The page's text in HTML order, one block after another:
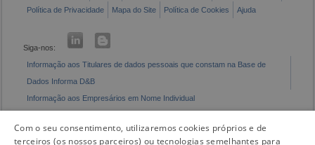
Política de Privacidade
Mapa do Site Política de Cookies Ajuda
Siga-nos:
Informação aos Titulares de dados pessoais que constam na Base de
Dados Informa D&B
Informação aos Empresários em Nome Individual
Com o seu consentimento, utilizaremos cookies próprios e de
terceiros (os nossos parceiros) ou tecnologias semelhantes para